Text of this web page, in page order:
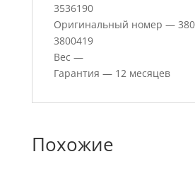
3536190
Оригинальный номер —
3800419
Вес —
Гарантия — 12 месяцев
Похожие